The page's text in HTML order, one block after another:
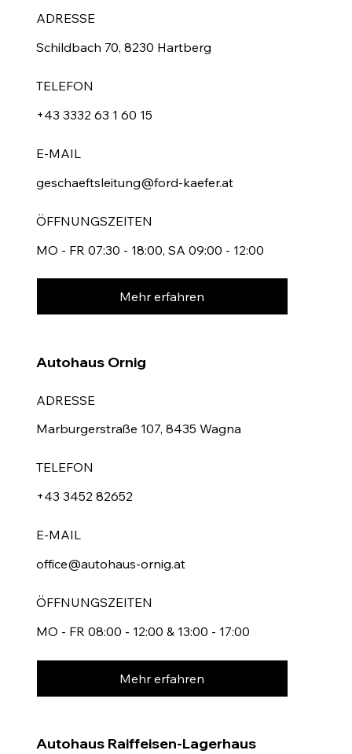
ADRESSE
Schildbach 70, 8230 Hartberg
TELEFON
+43 3332 63 1 60 15
E-MAIL
geschaeftsleitung@ford-kaefer.at
ÖFFNUNGSZEITEN
MO - FR 07:30 - 18:00, SA 09:00 - 12:00
Mehr erfahren
Autohaus Ornig
ADRESSE
Marburgerstraße 107, 8435 Wagna
TELEFON
+43 3452 82652
E-MAIL
office@autohaus-ornig.at
ÖFFNUNGSZEITEN
MO - FR 08:00 - 12:00 & 13:00 - 17:00
Mehr erfahren
Autohaus Raiffeisen-Lagerhaus